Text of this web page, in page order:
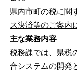
県内市町の税に関
ス決済等のご案内
主な業務内容
税務課では、県税
合システムの開発